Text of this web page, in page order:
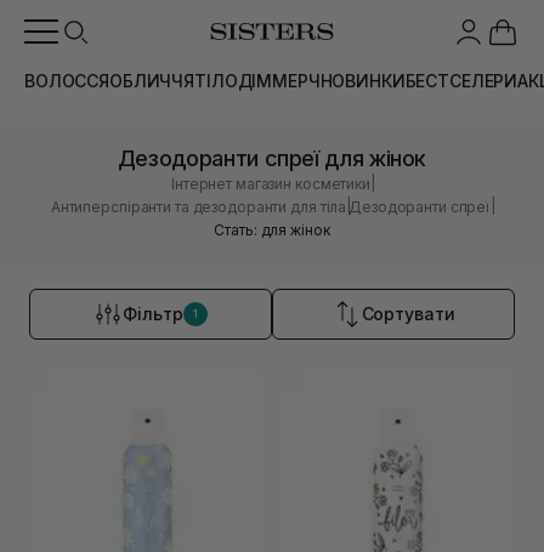
ВОЛОССЯОБЛИЧЧЯТІЛОДІММЕРЧНОВИНКИБЕСТСЕЛЕРИ
Дезодоранти спреї для жінок
Інтернет магазин косметики
Антиперспіранти та дезодоранти для тіла |Дезодоранти спреї
Стать: для жінок
Фільтр 1 Сортувати